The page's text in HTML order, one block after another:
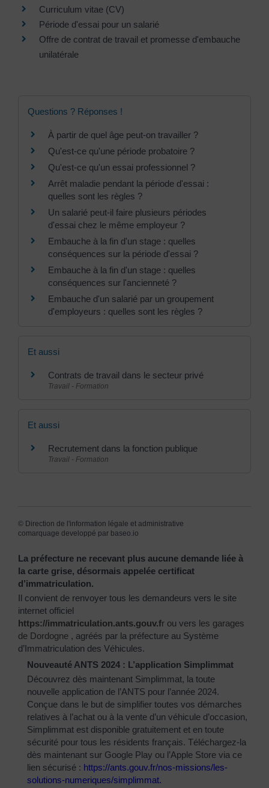
Curriculum vitae (CV)
Période d'essai pour un salarié
Offre de contrat de travail et promesse d'embauche
unilatérale
Questions ? Réponses !
À partir de quel âge peut-on travailler ?
Qu'est-ce qu'une période probatoire ?
Qu'est-ce qu'un essai professionnel ?
Arrêt maladie pendant la période d'essai :
quelles sont les règles ?
Un salarié peut-il faire plusieurs périodes
d'essai chez le même employeur ?
Embauche à la fin d'un stage : quelles
conséquences sur la période d'essai ?
Embauche à la fin d'un stage : quelles
conséquences sur l'ancienneté ?
Embauche d'un salarié par un groupement
d'employeurs : quelles sont les règles ?
Et aussi
Contrats de travail dans le secteur privé
Travail - Formation
Et aussi
Recrutement dans la fonction publique
Travail - Formation
© Direction de l'information légale et administrative
comarquage developpé par baseo.io
La préfecture ne recevant plus aucune demande liée à
la carte grise, désormais appelée certificat
d’immatriculation.
Il convient de renvoyer tous les demandeurs vers le site
internet officiel
https://immatriculation.ants.gouv.fr ou vers les garages
de Dordogne , agréés par la préfecture au Système
d’Immatriculation des Véhicules.
Nouveauté ANTS 2024 : L’application Simplimmat
Découvrez dès maintenant Simplimmat, la toute
nouvelle application de l’ANTS pour l’année 2024.
Conçue dans le but de simplifier toutes vos démarches
relatives à l’achat ou à la vente d’un véhicule d’occasion,
Simplimmat est disponible gratuitement et en toute
sécurité pour tous les résidents français. Téléchargez-la
dès maintenant sur Google Play ou l’Apple Store via ce
lien sécurisé : https://ants.gouv.fr/nos-missions/les-
solutions-numeriques/simplimmat.